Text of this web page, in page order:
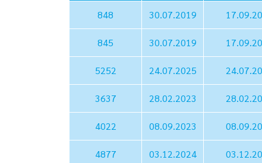
848
30.07.2019
845 30.07.2019
5252 24.07.2025
3637 28.02.2023
4022 08.09.2023
4877 03.12.2024